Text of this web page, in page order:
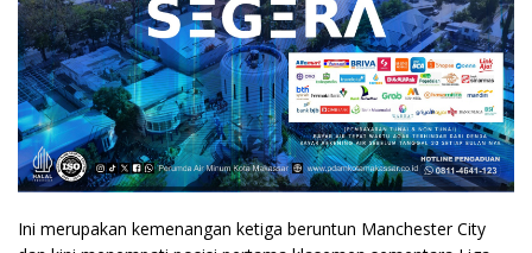
Ini merupakan kemenangan ketiga beruntun Manchester City